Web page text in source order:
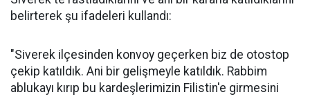
belirterek şu ifadeleri kullandı:
"Siverek ilçesinden konvoy geçerken biz de otostop
çekip katıldık. Ani bir gelişmeyle katıldık. Rabbim
ablukayı kırıp bu kardeşlerimizin Filistin'e girmesini